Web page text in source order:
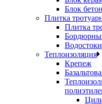
Блок
Плитка
Плитка
Водостоки
Теплоизоляция
Крепеж